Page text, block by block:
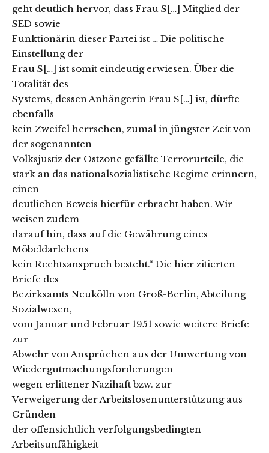
geht deutlich hervor, dass Frau S[…] Mitglied der
SED sowie
Funktionärin dieser Partei ist … Die politische
Einstellung der
Frau S[…] ist somit eindeutig erwiesen. Über die
Totalität des
Systems, dessen Anhängerin Frau S[…] ist, dürfte
ebenfalls
kein Zweifel herrschen, zumal in jüngster Zeit von
der sogenannten
Volksjustiz der Ostzone gefällte Terrorurteile, die
stark an das nationalsozialistische Regime erinnern,
einen
deutlichen Beweis hierfür erbracht haben. Wir
weisen zudem
darauf hin, dass auf die Gewährung eines
Möbeldarlehens
kein Rechtsanspruch besteht.“ Die hier zitierten
Briefe des
Bezirksamts Neukölln von Groß-Berlin, Abteilung
Sozialwesen,
vom Januar und Februar 1951 sowie weitere Briefe
zur
Abwehr von Ansprüchen aus der Umwertung von
Wiedergutmachungsforderungen
wegen erlittener Nazihaft bzw. zur
Verweigerung der Arbeitslosenunterstützung aus
Gründen
der offensichtlich verfolgungsbedingten
Arbeitsunfähigkeit